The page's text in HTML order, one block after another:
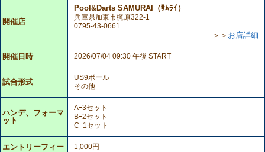
開催店
Pool&Darts SAMURAI（ｻﾑﾗｲ）
兵庫県加東市梶原322-1
0795-43-0661
＞＞ お店詳細
開催日時 2026/07/04 09:30 午後 START
試合形式
US9ボール
その他
ハンデ、フォーマ
ット
Aｰ3セット
Bｰ2セット
Cｰ1セット
エントリーフィー 1,000円